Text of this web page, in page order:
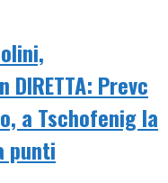
Prevc
a Tschofenig la
punti